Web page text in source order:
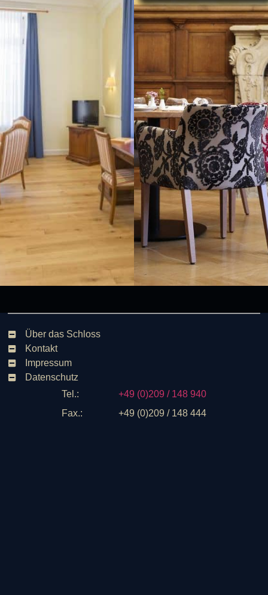
Über das Schloss
Kontakt
Impressum
Datenschutz
Tel.:
+49 (0)209 / 148 940
Fax.:
+49 (0)209 / 148 444